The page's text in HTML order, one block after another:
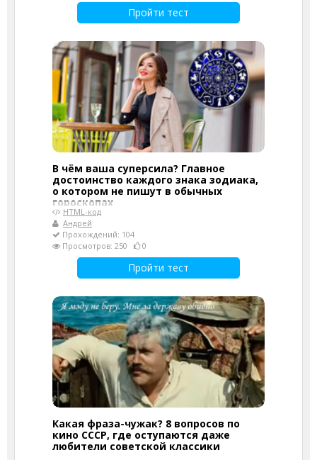
Пройти тест
В чём ваша суперсила? Главное
достоинство каждого знака зодиака,
о котором не пишут в обычных
гороскопах
HTML-код
Андрей
Прохождений: 104
Просмотров: 250
0
Пройти тест
Какая фраза-чужак? 8 вопросов по
кино СССР, где оступаются даже
любители советской классики